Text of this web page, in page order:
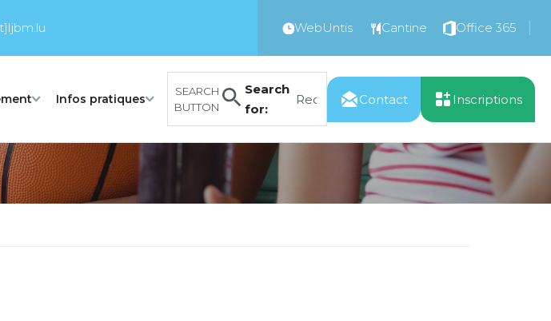
WebUntis Cantine Office 365
Infos pratiques
Search
for:
SEARCH
BUTTON
Contact Inscriptions